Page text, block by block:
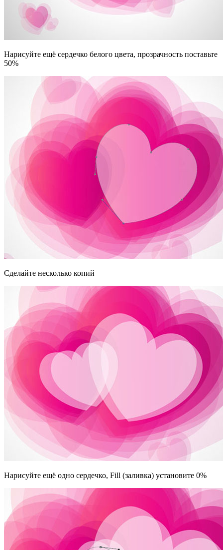
Нарисуйте ещё сердечко белого цвета, прозрачность поставьте
50%
Сделайте несколько копий
Нарисуйте ещё одно сердечко, Fill (заливка) установите 0%